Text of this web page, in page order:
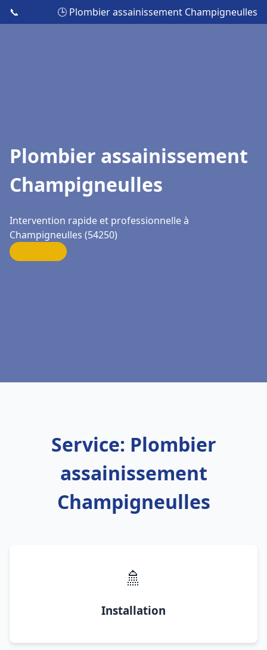
📞 🕒 Plombier assainissement Champigneulles
Plombier assainissement
Champigneulles
Intervention rapide et professionnelle à
Champigneulles (54250)
Service: Plombier
assainissement
Champigneulles
🚿
Installation